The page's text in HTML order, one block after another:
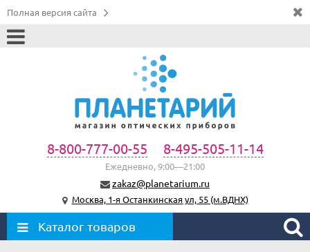
Полная версия сайта
8-800-777-00-55 8-495-505-11-14
Ежедневно, 9:00—21:00
zakaz@planetarium.ru
Москва, 1-я Останкинская ул, 55 (м.ВДНХ)
Каталог товаров